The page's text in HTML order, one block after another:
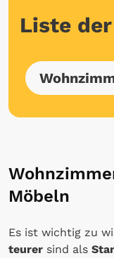
Liste
Möbeln
Es ist wichtig zu
teurer sind als